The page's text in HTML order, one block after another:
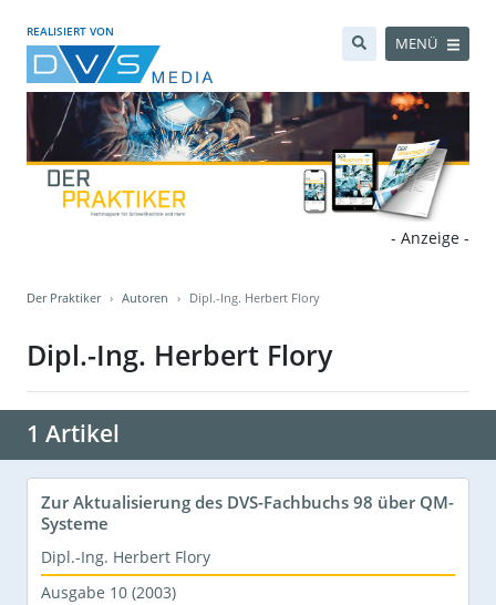
REALISIERT VON
MENÜ
- Anzeige -
Der Praktiker Autoren Dipl.-Ing. Herbert Flory
Dipl.-Ing. Herbert Flory
1 Artikel
Zur Aktualisierung des DVS-Fachbuchs 98 über QM-
Systeme
Dipl.-Ing. Herbert Flory
Ausgabe 10 (2003)